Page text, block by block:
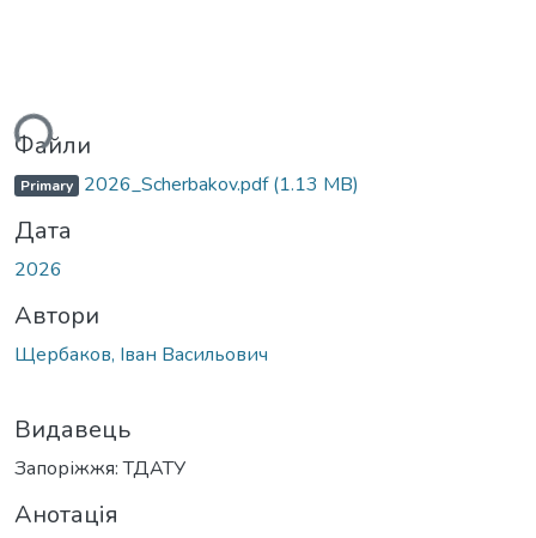
Файли
Primary 2026_Scherbakov.pdf(1.13 MB)
Дата
2026
Автори
Щербаков, Іван Васильович
Видавець
Запоріжжя: ТДАТУ
Анотація